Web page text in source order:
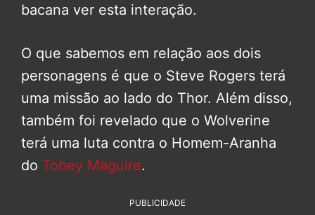
bacana ver esta interação.
O que sabemos em relação aos dois
personagens é que o Steve Rogers terá
uma missão ao lado do Thor. Além disso,
também foi revelado que o Wolverine
terá uma luta contra o Homem-Aranha
do Tobey Maguire.
PUBLICIDADE